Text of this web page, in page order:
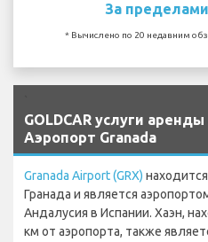
За
* Вычислено по 20 недавним
GOLDCAR услуги
Аэропорт Granada
Granada Airport (GRX)
Гранада и является
Андалусия в Испании. Хаэн,
км от аэропорта, также